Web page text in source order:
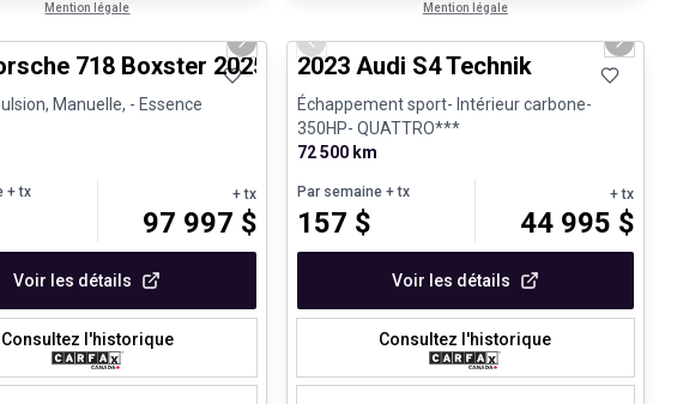
Mention légale Mention légale
Volant chauffant
d'occasion certifiés
slide Next slide
718 Boxster 2025 718 Boxster - CPO
Manuelle, - Essence
+ tx + tx
97 997 $
Voir les détails
Consultez l'historique
Véhicules d'occasion certifiés
Previous slide Next
2023 Audi S4 Technik
Échappement sport- Intérieur carbone-
350HP- QUATTRO***
72 500 km
Par semaine+ tx
157 $
+ tx
44 995 $
Voir les détails
Consultez l'historique